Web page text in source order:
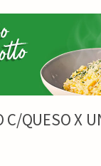
C/QUESO X